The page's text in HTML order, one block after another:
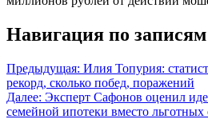
Навигация по записям
Предыдущая: Илия Топурия:
рекорд, сколько побед, поражений
Далее: Эксперт Сафонов оценил
семейной ипотеки вместо льготных